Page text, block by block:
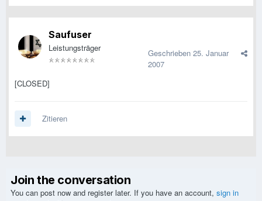
Saufuser
Leistungsträger Geschrieben 25. Januar
2007
[CLOSED]
Zitieren
Join the conversation
You can post now and register later. If you have an account, sign in